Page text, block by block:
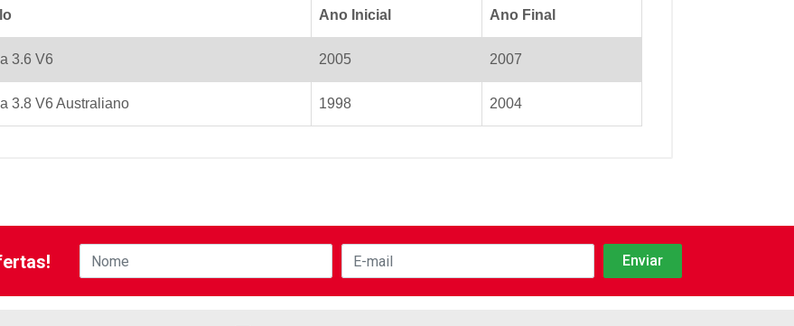
Ano Inicial Ano Final
3.6 V6 2005 2007
3.8 V6 Australiano 1998 2004